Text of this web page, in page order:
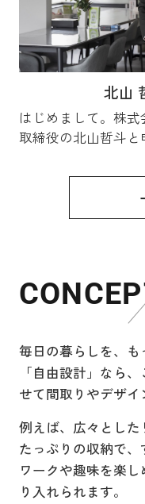
せください！】
株式会社AMIDASにご
■株式会社AMIDASの不
■株式会社AMIDASのス
■株式会社AMIDASに無
株式会社AMIDASの新
■ 株式会社AMIDASの
■株式会社AMIDASの新
2026.08.02
賃貸
特に
賃貸の
2026.08.02
新婚
と住
この
ろそ
せん
貸か
家を
北山
はじめまして。株式
取締役の北山哲斗と
私は新卒で不動産
買取の現場で経験
前職では営業成績1
その年に独立し株式
いたしました。
は、不動産は単なる
く、
人の人生に深く関
だからこそ私は、
向き合うことを何よ
す。
毎日の暮らしを、も
「自由設計」なら
せて間取りやデザイ
例えば、広々とした
たっぷりの収納で
ワークや趣味を楽
り入れられます。